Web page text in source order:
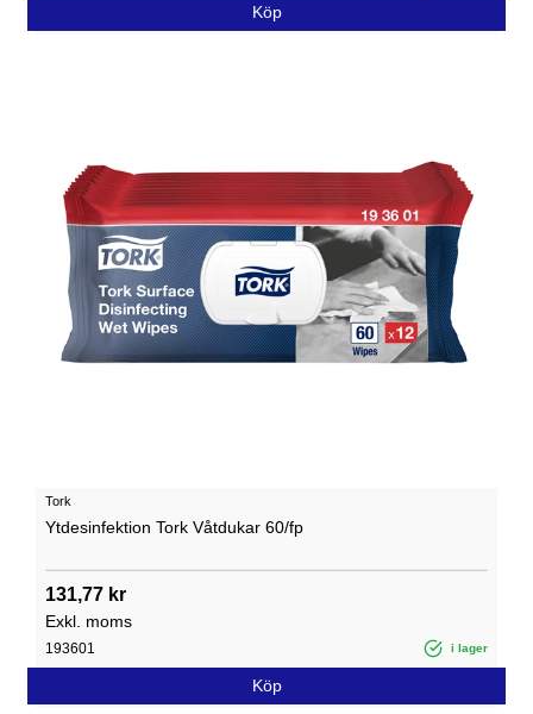
Köp
Tork
Ytdesinfektion Tork Våtdukar 60/fp
131,77 kr
Exkl. moms
193601 i lager
Köp